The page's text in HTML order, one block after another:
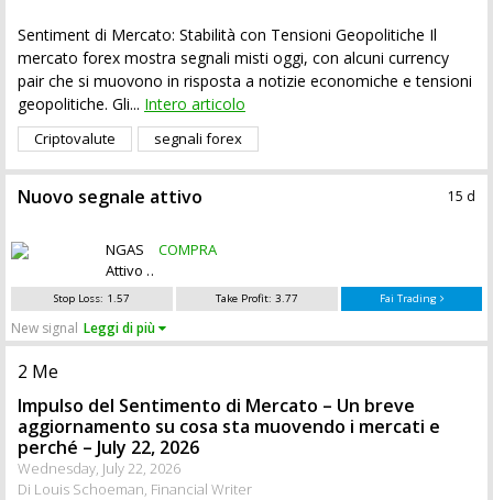
Sentiment di Mercato: Stabilità con Tensioni Geopolitiche Il
mercato forex mostra segnali misti oggi, con alcuni currency
pair che si muovono in risposta a notizie economiche e tensioni
geopolitiche. Gli... Intero articolo
Criptovalute segnali forex
Nuovo segnale attivo 15 d
NGAS
COMPRA
Attivo
Stop Loss: 1.57 Take Profit: 3.77 Fai Trading
New signal Leggi di più
2 Me
Impulso del Sentimento di Mercato – Un breve
aggiornamento su cosa sta muovendo i mercati e
perché – July 22, 2026
Wednesday, July 22, 2026
Di Louis Schoeman, Financial Writer